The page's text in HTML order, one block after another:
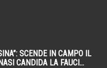
SCENDE IN CAMPO IL
CANDIDA LA FAUCI...